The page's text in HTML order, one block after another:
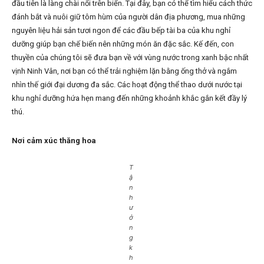
đầu tiên là làng chài nổi trên biển. Tại đây, bạn có thể tìm hiểu cách thức
đánh bắt và nuôi giữ tôm hùm của người dân địa phương, mua những
nguyên liệu hải sản tươi ngon để các đầu bếp tài ba của khu nghỉ
dưỡng giúp bạn chế biến nên những món ăn đặc sắc. Kế đến, con
thuyền của chúng tôi sẽ đưa bạn về với vùng nước trong xanh bậc nhất
vịnh Ninh Vân, nơi bạn có thể trải nghiệm lặn bằng ống thở và ngắm
nhìn thế giới đại dương đa sắc. Các hoạt động thể thao dưới nước tại
khu nghỉ dưỡng hứa hẹn mang đến những khoảnh khắc gắn kết đầy lý
thú.
Nơi cảm xúc thăng hoa
T
ậ
n
h
ư
ở
n
g
k
h